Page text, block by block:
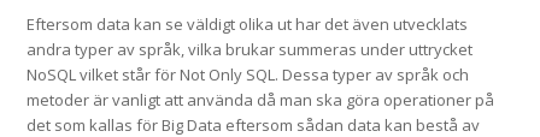
Eftersom data kan se väldigt olika ut har det även utvecklats
andra typer av språk, vilka brukar summeras under uttrycket
NoSQL vilket står för Not Only SQL. Dessa typer av språk och
metoder är vanligt att använda då man ska göra operationer på
det som kallas för Big Data eftersom sådan data kan bestå av